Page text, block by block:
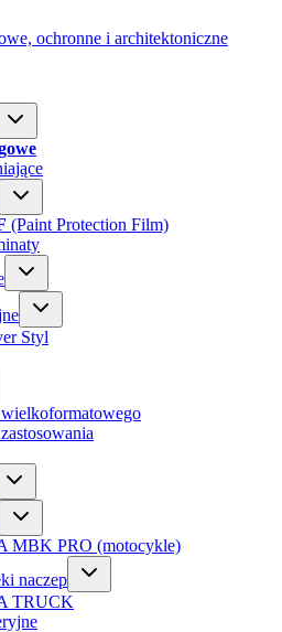
(Paint Protection Film)
Styl
MBK PRO (motocykle)
naczep
TRUCK